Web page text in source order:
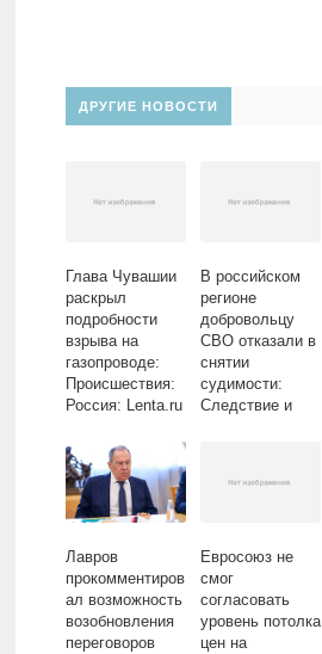
ДРУГИЕ НОВОСТИ
Глава Чувашии
раскрыл
подробности
взрыва на
газопроводе:
Происшествия:
Россия: Lenta.ru
В российском
регионе
добровольцу
СВО отказали в
снятии
судимости:
Следствие и
Лавров
прокомментиров
ал возможность
возобновления
переговоров
Евросоюз не
смог
согласовать
уровень потолка
цен на